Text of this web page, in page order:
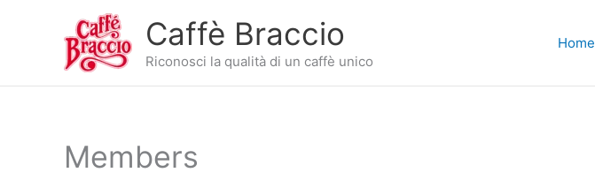
Caffè Braccio
Riconosci la qualità di un caffè unico
Home
Members